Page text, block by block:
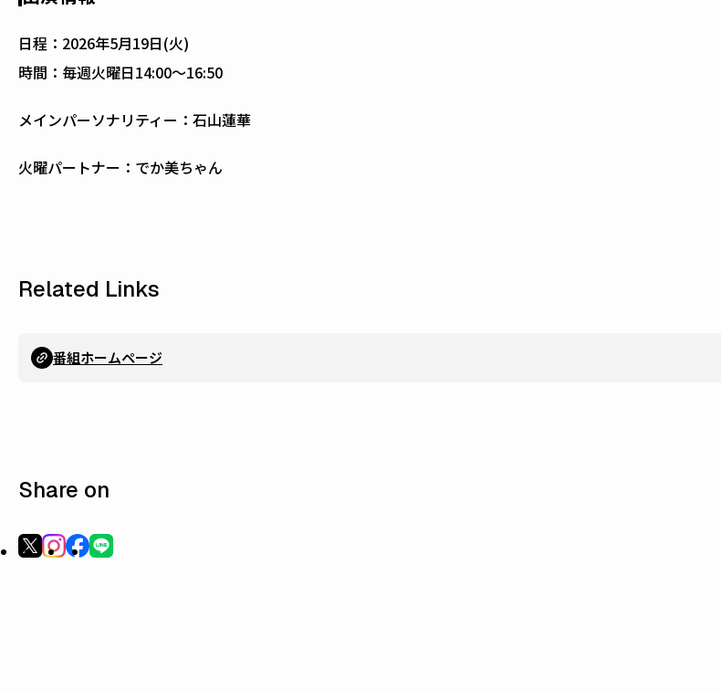
日程： 2026年5月19日(火)
時間： 毎週火曜日14:00〜16:50
メインパーソナリティー：石山蓮華
火曜パートナー：でか美ちゃん
Related Links
番組ホームページ
Share on